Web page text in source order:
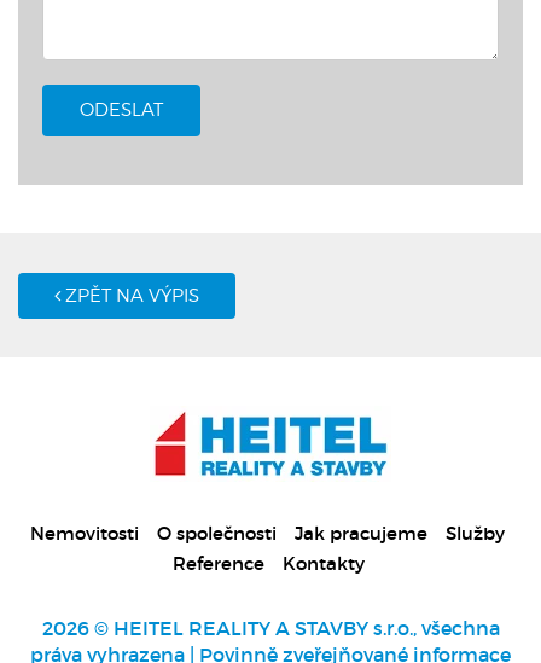
ODESLAT
ZPĚT NA VÝPIS
Nemovitosti O společnosti Jak pracujeme
Služby
Reference
Kontakty
2026 © HEITEL REALITY A STAVBY s.r.o., všechna
práva vyhrazena | Povinně zveřejňované informace